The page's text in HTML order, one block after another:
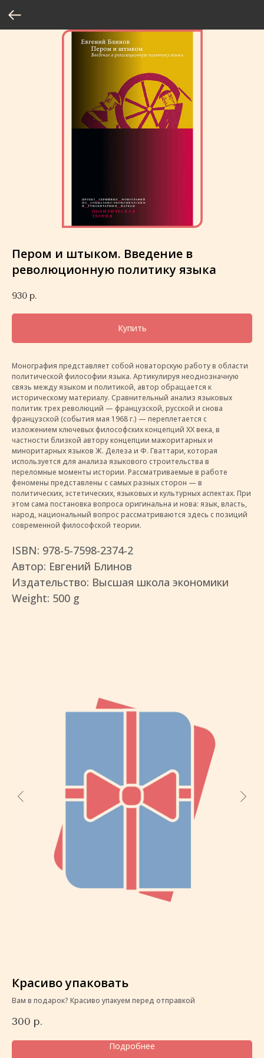
Пером и штыком. Введение в
революционную политику языка
930 р.
Купить
Монография представляет собой новаторскую работу в области
политической философии языка. Артикулируя неоднозначную
связь между языком и политикой, автор обращается к
историческому материалу. Сравнительный анализ языковых
политик трех революций — французской, русской и снова
французской (события мая 1968 г.) — переплетается с
изложением ключевых философских концепций XX века, в
частности близкой автору концепции мажоритарных и
миноритарных языков Ж. Делеза и Ф. Гваттари, которая
используется для анализа языкового строительства в
переломные моменты истории. Рассматриваемые в работе
феномены представлены с самых разных сторон — в
политических, эстетических, языковых и культурных аспектах. При
этом сама постановка вопроса оригинальна и нова: язык, власть,
народ, национальный вопрос рассматриваются здесь с позиций
современной философской теории.
ISBN: 978-5-7598-2374-2
Автор: Евгений Блинов
Издательство: Высшая школа экономики
Weight: 500 g
Красиво упаковать
Вам в подарок? Красиво упакуем перед отправкой
300 р.
Подробнее